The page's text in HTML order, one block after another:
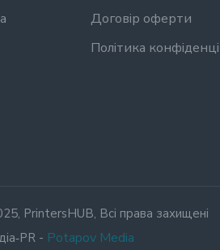
Договір оферти
Політика
PrintersHUB, Всі права захищені
- Potapov Media